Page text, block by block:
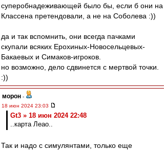
суперобнадеживающей было бы, если б они на
Классена претендовали, а не на Соболева :))
да и так вспомнить, они всегда пачками
скупали всяких Ерохиных-Новосельцевых-
Бакаевых и Симаков-игроков.
но возможно, дело сдвинется с мертвой точки.
:))
морон -
18 июн 2024 23:03
Gt3 » 18 июн 2024 22:48
..карта Леао..
Так и надо с симулянтами, только еще